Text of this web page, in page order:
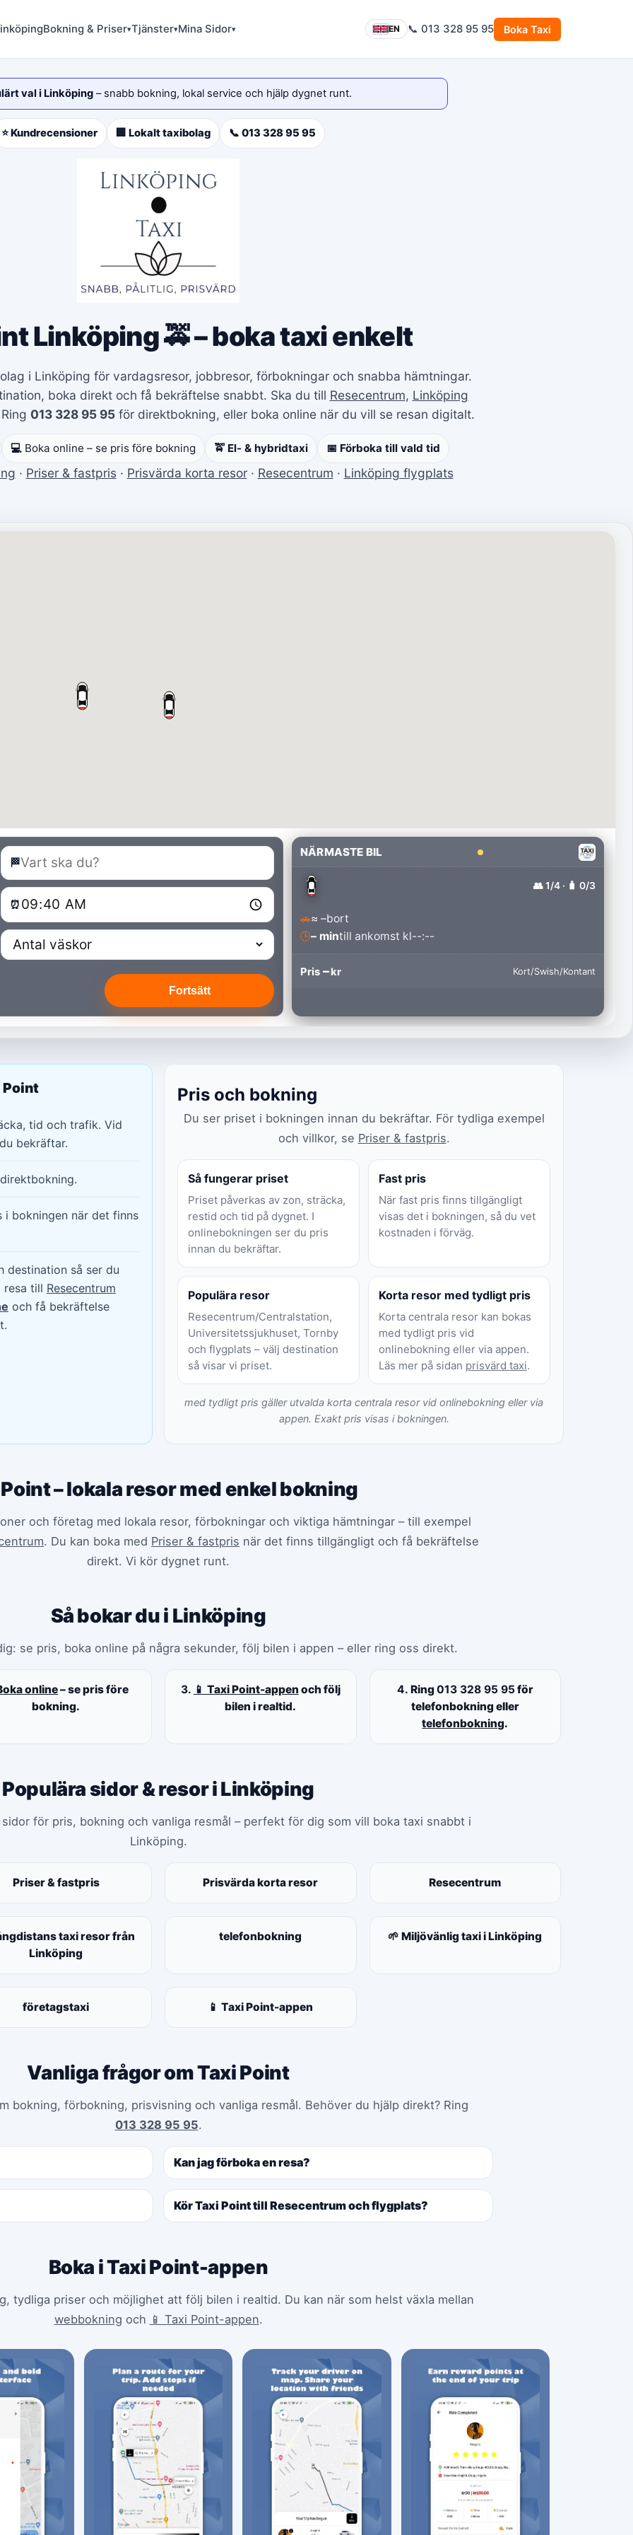
Bokning & Priser▾Tjänster▾Mina Sidor▾ EN 📞 013 328 95 95 Boka Taxi
val i Linköping– snabb bokning, lokal service och hjälp dygnet runt.
⭐ Kundrecensioner 🏢 Lokalt taxibolag 📞 013 328 95 95
Linköping 🚕 – boka taxi enkelt
i Linköping för vardagsresor, jobbresor, förbokningar och snabba hämtningar.
boka direkt och få bekräftelse snabbt. Ska du till Resecentrum, Linköping
013 328 95 95 för direktbokning, eller boka online när du vill se resan digitalt.
💻 Boka online – se pris före bokning 🚖 El- & hybridtaxi 📅 Förboka till vald tid
· Priser & fastpris · Prisvärda korta resor· Resecentrum · Linköping flygplats
🏁
⏰
Fortsätt
NÄRMASTE BIL
👥1/4 · 🧳 0/3
🚗≈ –bort
🕒– mintill ankomst kl--:--
Pris –kr Kort/Swish/Kontant
Point
tid och trafik. Vid
bekräftar.
bokningen när det finns
destination så ser du
resa till Resecentrum
och få bekräftelse
Pris och bokning
Du ser priset i bokningen innan du bekräftar. För tydliga exempel
och villkor, se Priser & fastpris.
Så fungerar priset
Priset påverkas av zon, sträcka,
restid och tid på dygnet. I
onlinebokningen ser du pris
innan du bekräftar.
Fast pris
När fast pris finns tillgängligt
visas det i bokningen, så du vet
kostnaden i förväg.
Populära resor
Resecentrum/Centralstation,
Universitetssjukhuset, Tornby
och flygplats – välj destination
så visar vi priset.
Korta resor med tydligt pris
Korta centrala resor kan bokas
med tydligt pris vid
onlinebokning eller via appen.
Läs mer på sidan prisvärd taxi.
med tydligt pris gäller utvalda korta centrala resor vid onlinebokning eller via
appen. Exakt pris visas i bokningen.
– lokala resor med enkel bokning
och företag med lokala resor, förbokningar och viktiga hämtningar – till exempel
. Du kan boka med Priser & fastpris när det finns tillgängligt och få bekräftelse
direkt. Vi kör dygnet runt.
Så bokar du i Linköping
se pris, boka online på några sekunder, följ bilen i appen – eller ring oss direkt.
online– se pris före
bokning.
3. 📱 Taxi Point-appen och följ
bilen i realtid.
4. Ring 013 328 95 95för
telefonbokning eller
telefonbokning.
Populära sidor & resor i Linköping
för pris, bokning och vanliga resmål – perfekt för dig som vill boka taxi snabbt i
Linköping.
Priser & fastpris Prisvärda korta resor Resecentrum
taxi resor från
Linköping
telefonbokning 🌱 Miljövänlig taxi i Linköping
företagstaxi 📱 Taxi Point-appen
Vanliga frågor om Taxi Point
bokning, förbokning, prisvisning och vanliga resmål. Behöver du hjälp direkt? Ring
013 328 95 95.
Kan jag förboka en resa?
Kör Taxi Point till Resecentrum och flygplats?
Boka i Taxi Point-appen
tydliga priser och möjlighet att följ bilen i realtid. Du kan när som helst växla mellan
webbokning och 📱 Taxi Point-appen.